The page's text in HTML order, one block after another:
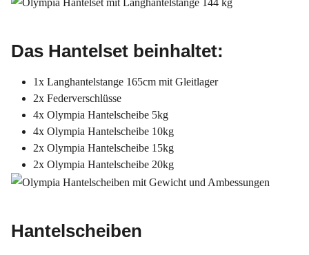
Das Hantelset beinhaltet:
1x Langhantelstange 165cm mit Gleitlager
2x Federverschlüsse
4x Olympia Hantelscheibe 5kg
4x Olympia Hantelscheibe 10kg
2x Olympia Hantelscheibe 15kg
2x Olympia Hantelscheibe 20kg
Hantelscheiben